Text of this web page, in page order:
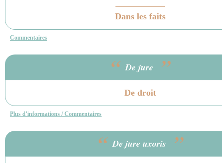
Dans les faits
Commentaires
“ De jure ”
De droit
Plus d'informations / Commentaires
“ De jure uxoris ”